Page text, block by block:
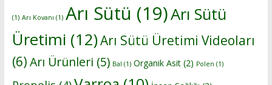
(1) Arı Kovanı (1) Arı Sütü (19)Arı Sütü
Üretimi (12)Arı Sütü Üretimi Videoları
(6)Arı Ürünleri (5) Bal (1) Organik Asit(2) Polen (1)